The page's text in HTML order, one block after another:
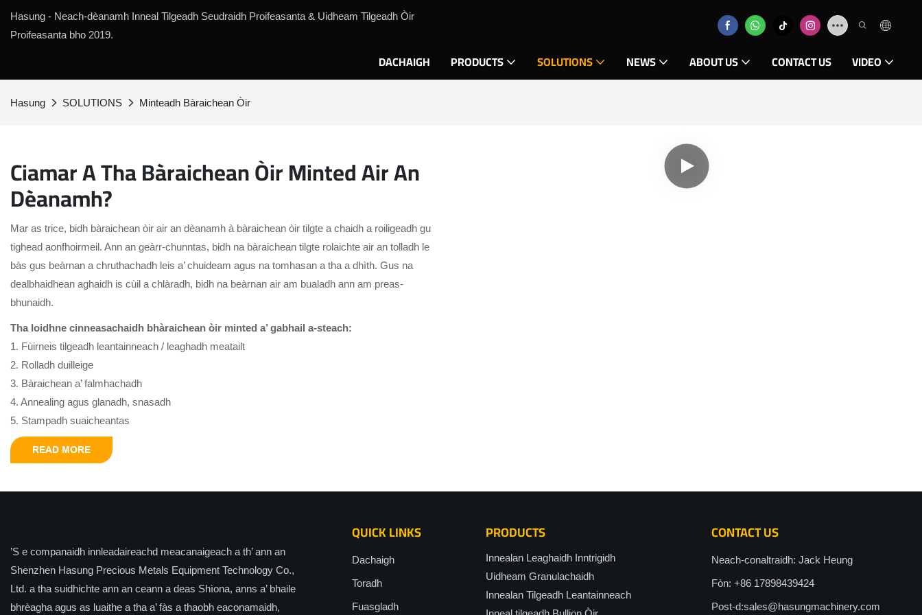
Hasung - Neach-dèanamh Inneal Tilgeadh Seudraidh Proifeasanta & Uidheam Tilgeadh Òir
Proifeasanta bho 2019.
DACHAIGH PRODUCTS SOLUTIONS NEWS ABOUT US CONTACT US VIDEO
Hasung SOLUTIONS Minteadh Bàraichean Òir
Ciamar A Tha Bàraichean Òir Minted Air An
Dèanamh?
Mar as trice, bidh bàraichean òir air an dèanamh à bàraichean òir tilgte a chaidh a roiligeadh gu
tighead aonfhoirmeil. Ann an geàrr-chunntas, bidh na bàraichean tilgte rolaichte air an tolladh le
bàs gus beàrnan a chruthachadh leis a’ chuideam agus na tomhasan a tha a dhìth. Gus na
dealbhaidhean aghaidh is cùil a chlàradh, bidh na beàrnan air am bualadh ann am preas-
bhunaidh.
Tha loidhne cinneasachaidh bhàraichean òir minted a’ gabhail a-steach:
1. Fùirneis tilgeadh leantainneach / leaghadh meatailt
2. Rolladh duilleige
3. Bàraichean a’ falmhachadh
4. Annealing agus glanadh, snasadh
5. Stampadh suaicheantas
READ MORE
’S e companaidh innleadaireachd meacanaigeach a th’ ann an
Shenzhen Hasung Precious Metals Equipment Technology Co.,
Ltd. a tha suidhichte ann an ceann a deas Shìona, anns a’ bhaile
bhrèagha agus as luaithe a tha a’ fàs a thaobh eaconamaidh,
QUICK LINKS
Dachaigh
Toradh
Fuasgladh
PRODUCTS
Innealan Leaghaidh Inntrigidh
Uidheam Granulachaidh
Innealan Tilgeadh Leantainneach
CONTACT US
Neach-conaltraidh: Jack Heung
Fòn: +86 17898439424
Post-d:sales@hasungmachinery.com